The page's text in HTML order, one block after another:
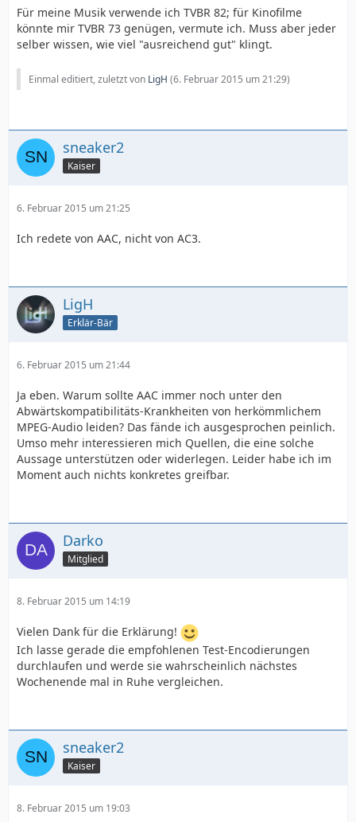
Für meine Musik verwende ich TVBR 82; für Kinofilme
könnte mir TVBR 73 genügen, vermute ich. Muss aber jeder
selber wissen, wie viel "ausreichend gut" klingt.
Einmal editiert, zuletzt von LigH (6. Februar 2015 um 21:29)
sneaker2
Kaiser
6. Februar 2015 um 21:25
Ich redete von AAC, nicht von AC3.
LigH
Erklär-Bär
6. Februar 2015 um 21:44
Ja eben. Warum sollte AAC immer noch unter den
Abwärtskompatibilitäts-Krankheiten von herkömmlichem
MPEG-Audio leiden? Das fände ich ausgesprochen peinlich.
Umso mehr interessieren mich Quellen, die eine solche
Aussage unterstützen oder widerlegen. Leider habe ich im
Moment auch nichts konkretes greifbar.
Darko
Mitglied
8. Februar 2015 um 14:19
Vielen Dank für die Erklärung!
Ich lasse gerade die empfohlenen Test-Encodierungen
durchlaufen und werde sie wahrscheinlich nächstes
Wochenende mal in Ruhe vergleichen.
sneaker2
Kaiser
8. Februar 2015 um 19:03